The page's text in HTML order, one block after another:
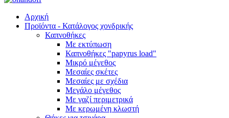
Αρχική
Προϊόντα - Κατάλογος χονδρικής
Καπνοθήκες
Με εκτύπωση
Καπνοθήκες "papyrus load"
Μικρό μέγεθος
Μεσαίες σκέτες
Μεσαίες με σχέδια
Μεγάλο μέγεθος
Με γαζί περιμετρικά
Με κερωμένη κλωστή